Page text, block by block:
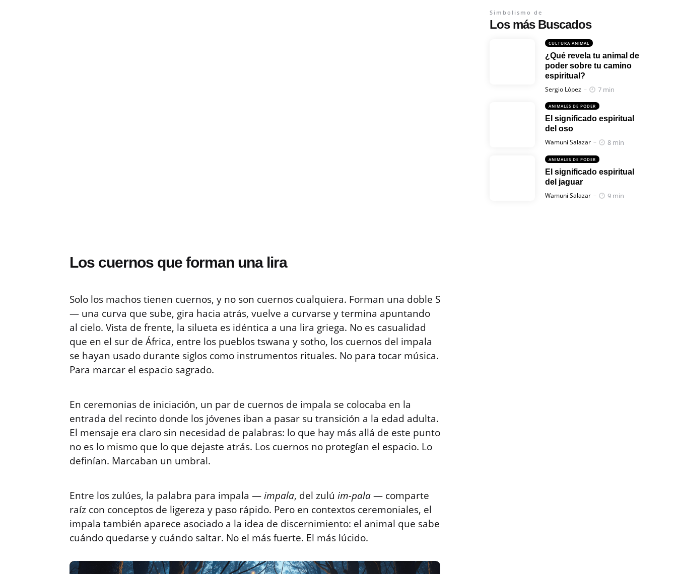
Los cuernos que forman una lira
Solo los machos tienen cuernos, y no son cuernos cualquiera. Forman una doble S
— una curva que sube, gira hacia atrás, vuelve a curvarse y termina apuntando
al cielo. Vista de frente, la silueta es idéntica a una lira griega. No es casualidad
que en el sur de África, entre los pueblos tswana y sotho, los cuernos del impala
se hayan usado durante siglos como instrumentos rituales. No para tocar música.
Para marcar el espacio sagrado.
En ceremonias de iniciación, un par de cuernos de impala se colocaba en la
entrada del recinto donde los jóvenes iban a pasar su transición a la edad adulta.
El mensaje era claro sin necesidad de palabras: lo que hay más allá de este punto
no es lo mismo que lo que dejaste atrás. Los cuernos no protegían el espacio. Lo
definían. Marcaban un umbral.
Entre los zulúes, la palabra para impala —impala, del zulú im-pala— comparte
raíz con conceptos de ligereza y paso rápido. Pero en contextos ceremoniales, el
impala también aparece asociado a la idea de discernimiento: el animal que sabe
cuándo quedarse y cuándo saltar. No el más fuerte. El más lúcido.
Los más Buscados
Simbolismo de
CULTURA ANIMAL
¿Qué revela tu animal de
poder sobre tu camino
espiritual?
Posted
Sergio López 7 min
ANIMALES DE PODER
El significado espiritual
del oso
Posted
Wamuni Salazar 8 min
ANIMALES DE PODER
El significado espiritual
del jaguar
Posted
Wamuni Salazar 9 min